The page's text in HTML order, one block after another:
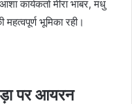
कार्यकर्ता मीरा भाबर, मधु
महत्वपूर्ण भूमिका रही।
पर आयरन